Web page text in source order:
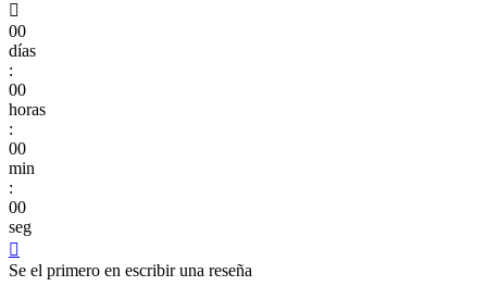

00
días
:
00
horas
:
00
min
:
00
seg

Se el primero en escribir una reseña